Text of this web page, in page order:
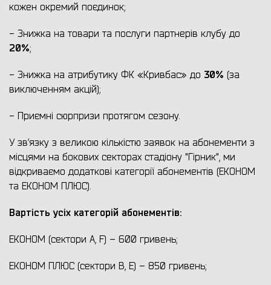
кожен окремий поєдинок;
- Знижка на товари та послуги партнерів клубу до
20%;
- Знижка на атрибутику ФК «Кривбас» до 30% (за
виключенням акцій);
- Приємні сюрпризи протягом сезону.
У зв’язку з великою кількістю заявок на абонементи з
місцями на бокових секторах стадіону "Гірник", ми
відкриваємо додаткові категорії абонементів (ЕКОНОМ
та ЕКОНОМ ПЛЮС).
Вартість усіх категорій абонементів:
ЕКОНОМ (сектори A, F) – 600 гривень;
ЕКОНОМ ПЛЮС (сектори B, E) – 850 гривень;